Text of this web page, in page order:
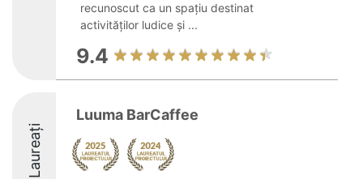
recunoscut ca un spațiu destinat
activităților ludice și ...
9.4
Laureați
Luuma BarCaffee